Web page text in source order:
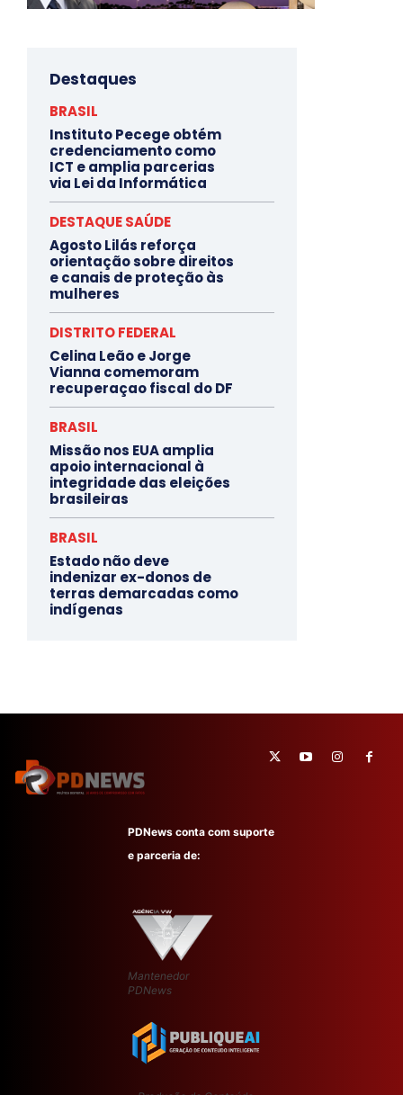
Destaques
BRASIL
Instituto Pecege obtém
credenciamento como
ICT e amplia parcerias
via Lei da Informática
DESTAQUE SAÚDE
Agosto Lilás reforça
orientação sobre direitos
e canais de proteção às
mulheres
DISTRITO FEDERAL
Celina Leão e Jorge
Vianna comemoram
recuperaçao fiscal do DF
BRASIL
Missão nos EUA amplia
apoio internacional à
integridade das eleições
brasileiras
BRASIL
Estado não deve
indenizar ex-donos de
terras demarcadas como
indígenas
PDNews conta com suporte
e parceria de:
Mantenedor
PDNews